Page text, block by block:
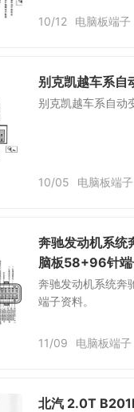
10/12 电脑板端子
别克凯越车系
别克凯越车系自动
10/05 电脑板端子
奔驰发动机系统
脑板58+96针
奔驰发动机系统奔
端子资料。
11/09 电脑板端子
北汽 2.0T